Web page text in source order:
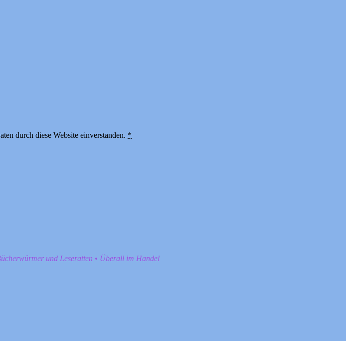
durch diese Website einverstanden. *
und Leseratten • Überall im Handel